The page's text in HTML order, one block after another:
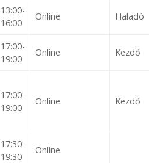
13:00-
16:00
Online Haladó
17:00-
19:00
Online Kezdő
17:00-
19:00
Online Kezdő
17:30-
19:30
Online